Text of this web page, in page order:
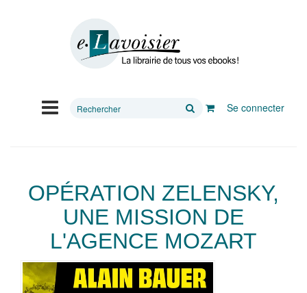
Rechercher
Se connecter
OPÉRATION ZELENSKY,
UNE MISSION DE
L'AGENCE MOZART